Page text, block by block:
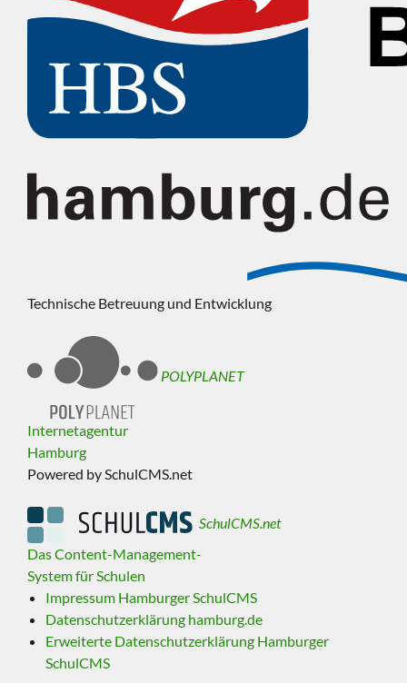
Technische Betreuung und Entwicklung
POLYPLANET
Internetagentur
Hamburg
Powered by SchulCMS.net
SchulCMS.net
Das Content-Management-
System für Schulen
Impressum Hamburger SchulCMS
Datenschutzerklärung hamburg.de
Erweiterte Datenschutzerklärung Hamburger
SchulCMS